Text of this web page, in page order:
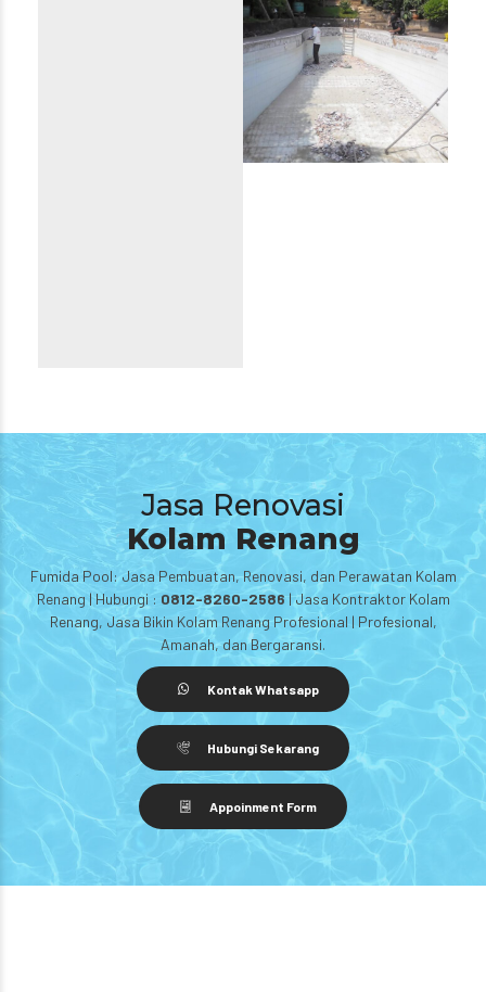
Jasa Renovasi
Kolam Renang
Fumida Pool: Jasa Pembuatan, Renovasi, dan Perawatan Kolam
Renang | Hubungi : 0812-8260-2586 | Jasa Kontraktor Kolam
Renang, Jasa Bikin Kolam Renang Profesional | Profesional,
Amanah, dan Bergaransi.
Kontak Whatsapp
Hubungi Sekarang
Appoinment Form